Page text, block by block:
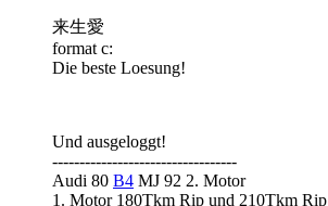
来生愛
format c:
Die beste Loesung!
Und ausgeloggt!
----------------------------------
Audi 80 B4 MJ 92 2. Motor
1. Motor 180Tkm Rip und 210Tkm Rip